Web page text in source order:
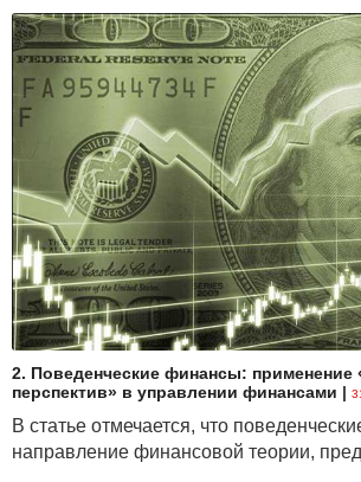
2. Поведенческие финансы: применение
перспектив» в управлении финансами |
В статье отмечается, что
направление финансовой теории,